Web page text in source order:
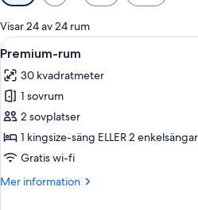
filter
för
rum
Visar 24 av 24 rum
Öppna
alla
foton
för
Premium-
rum
4
Premium-rum
30 kvadratmeter
1 sovrum
2 sovplatser
1 kingsize-säng ELLER 2 enkelsängar
Gratis wi-fi
Mer information
Mer